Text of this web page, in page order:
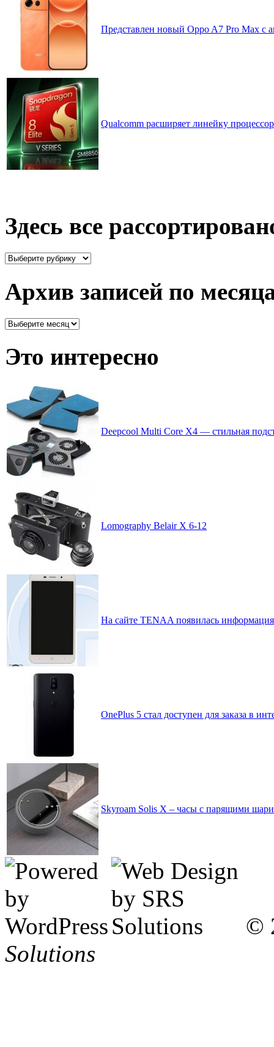
Представлен новый Oppo A7 Pro Max с
Qualcomm расширяет линейку
Здесь все
Здесь
Архив записей по
Архив
месяцам
Это интересно
Deepcool Multi Core X4 — стильная
Lomography Belair X 6-12
На сайте TENAA появилась
OnePlus 5 стал доступен для заказа в
Skyroam Solis X – часы с парящими
©
Solutions